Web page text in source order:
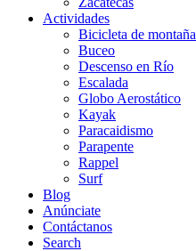
Actividades
Bicicleta de montaña
Buceo
Descenso en Río
Escalada
Globo Aerostático
Kayak
Paracaidismo
Parapente
Rappel
Surf
Blog
Anúnciate
Contáctanos
Search